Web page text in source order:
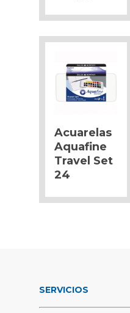
Acuarelas
Aquafine
Travel Set
24
SERVICIOS